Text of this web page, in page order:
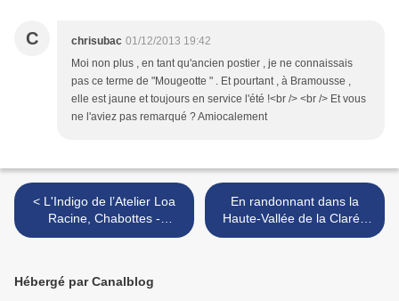
C chrisubac 01/12/2013 19:42
Moi non plus , en tant qu'ancien postier , je ne connaissais
pas ce terme de "Mougeotte " . Et pourtant , à Bramousse ,
elle est jaune et toujours en service l'été !<br /> <br /> Et vous
ne l'aviez pas remarqué ? Amiocalement
< L'Indigo de l’Atelier Loa
Racine, Chabottes -
Champsaur
En randonnant dans la
Haute-Vallée de la Clarée
(Briançonnais) >
Hébergé par Canalblog